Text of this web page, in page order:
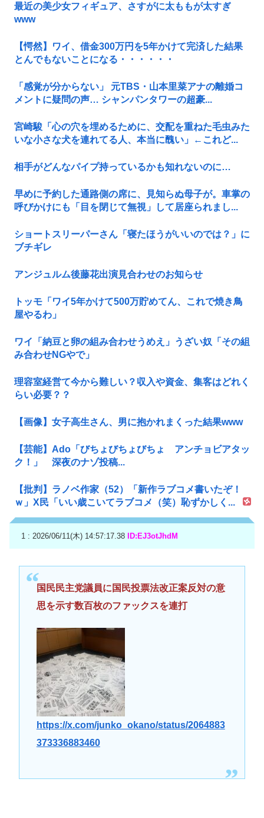
最近の美少女フィギュア、さすがに太ももが太すぎ
www
【愕然】ワイ、借金300万円を5年かけて完済した結果
とんでもないことになる・・・・・・
「感覚が分からない」 元TBS・山本里菜アナの離婚コ
メントに疑問の声… シャンパンタワーの超豪...
宮崎駿「心の穴を埋めるために、交配を重ねた毛虫みた
いな小さな犬を連れてる人、本当に醜い」←これど...
相手がどんなパイプ持っているかも知れないのに…
早めに予約した通路側の席に、見知らぬ母子が。車掌の
呼びかけにも「目を閉じて無視」して居座られまし...
ショートスリーパーさん「寝たほうがいいのでは？」に
ブチギレ
アンジュルム後藤花出演見合わせのお知らせ
トッモ「ワイ5年かけて500万貯めてん、これで焼き鳥
屋やるわ」
ワイ「納豆と卵の組み合わせうめえ」うざい奴「その組
み合わせNGやで」
理容室経営て今から難しい？収入や資金、集客はどれく
らい必要？？
【画像】女子高生さん、男に抱かれまくった結果www
【芸能】Ado「びちょびちょびちょ アンチョビアタッ
ク！」 深夜のナゾ投稿...
【批判】ラノベ作家（52）「新作ラブコメ書いたぞ！
ｗ」X民「いい歳こいてラブコメ（笑）恥ずかしく...
1 : 2026/06/11(木) 14:57:17.38 ID:EJ3otJhdM
国民民主党議員に国民投票法改正案反対の意
思を示す数百枚のファックスを連打
https://x.com/junko_okano/status/2064883
373336883460